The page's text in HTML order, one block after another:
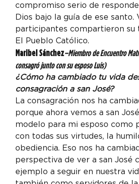
compromiso serio de
Dios bajo la guía de ese santo.
participantes compartieron su
El Pueblo Católico.
Maribel Sánchez–Miembro de Encuentro
consagró junto con su esposo Luis)
¿Cómo ha cambiado tu vida
consagración a san José?
La consagración nos ha
porque ahora vemos a san
modelo para mi esposo como
con todas sus virtudes, la
obediencia. Eso nos ha
perspectiva de ver a san José
ejemplo a seguir en nuestra